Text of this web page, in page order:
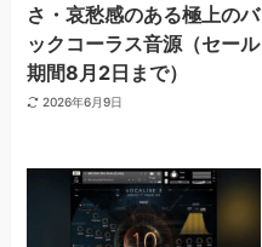
さ・哀愁感のある極上のバ
ックコーラス音源（セール
期間8月2日まで）
2026年6月9日